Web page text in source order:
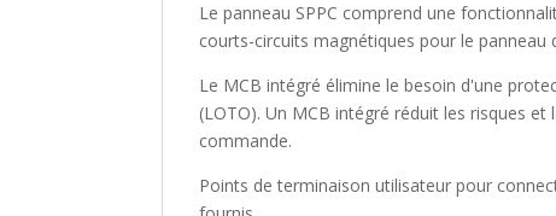
Le panneau SPPC comprend une
courts-circuits magnétiques pour le panneau
Le MCB intégré élimine le besoin d'une
(LOTO). Un MCB intégré réduit les risques
commande.
Points de terminaison utilisateur pour